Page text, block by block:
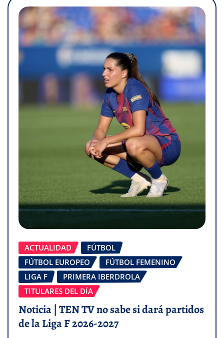
ACTUALIDAD
FÚTBOL
FÚTBOL EUROPEO
FÚTBOL FEMENINO
LIGA F
PRIMERA IBERDROLA
TITULARES DEL DÍA
Noticia | TEN TV no sabe si dará partidos
de la Liga F 2026-2027